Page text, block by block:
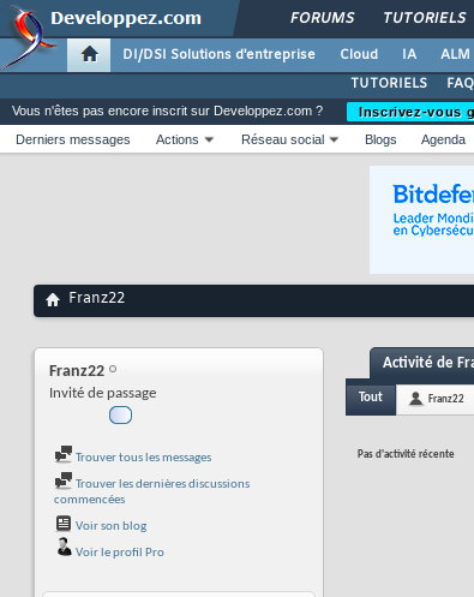
FORUMS TUTORIELS
DI/DSI Solutions d'entreprise Cloud IA ALM
TUTORIELS
FAQ
Vous n'êtes pas encore inscrit sur Developpez.com ?
Inscrivez-vous
Derniers messages
Actions Réseau social Blogs Agenda
Franz22
Franz22
Invité de passage
Trouver tous les messages
Trouver les dernières discussions
commencées
Voir son blog
Voir le profil Pro
Activité de
Tout Franz22
Pas d'activité récente